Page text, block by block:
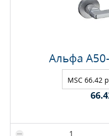
Альфа
MSC 66.42